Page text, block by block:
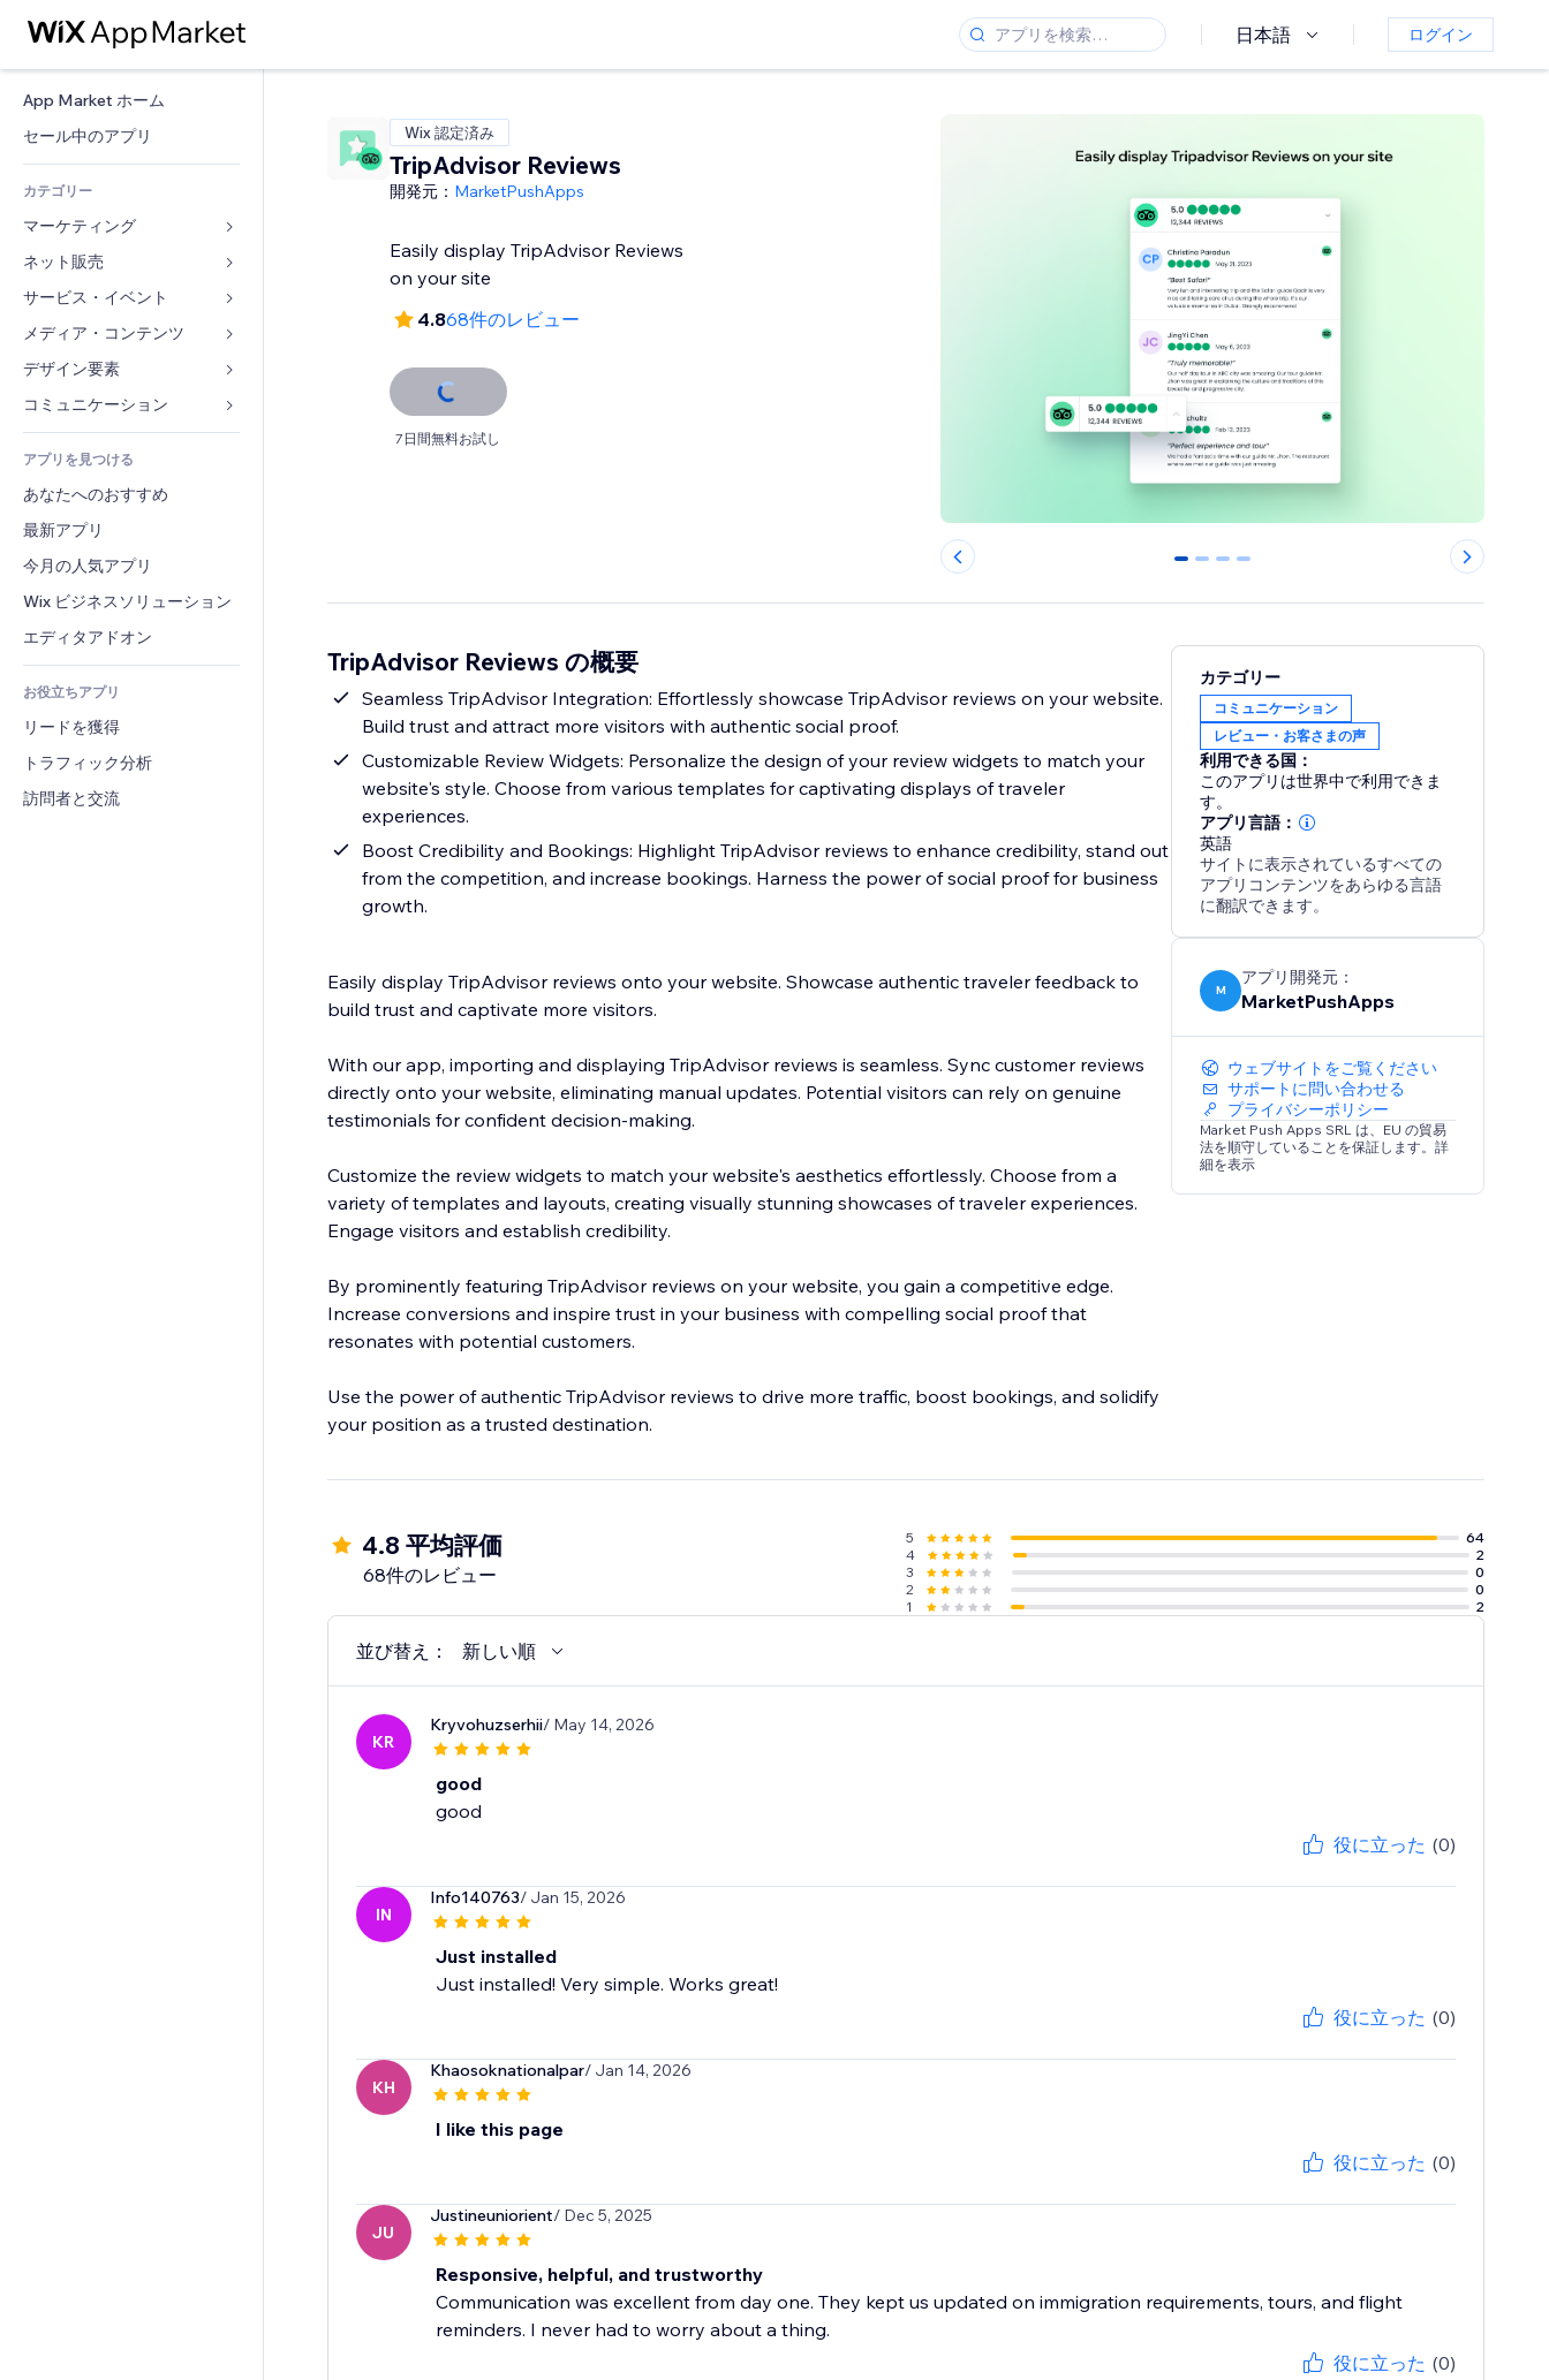
日本語 ログイン
App Market ホーム
セール中のアプリ
カテゴリー
マーケティング
広告
モバイル
アクセス解析
リスティング広告
メール
コンバージョン
ネット販売
ストア用アプリ
発送・配達
販売ボタン
会計
クーポン・特典
倉庫管理ソリューション
ドロップシッピング
食品・飲料
サービス・イベント
ホテル
イベント
レストラン
不動産
ブッキング
メディア・コンテンツ
ギャラリー
音楽
ポッドキャスト
写真
動画
PDF
ファイル共有
ニュース
デザイン要素
マップ・ナビ
プライバシー・セキュリティ
時計
ページテンプレート
画像効果
ボタン・メニュー
バナー・バッジ
電卓
検索
天気
チャート・テーブル
フォーム
ブログ
投票
チャット
コメント
電話
コミュニティィ
レビュー・お客さまの声
CRM
アプリを見つける
あなたへのおすすめ
最新アプリ
今月の人気アプリ
Wix ビジネスソリューション
エディタアドオン
お役立ちアプリ
リードを獲得
トラフィック分析
訪問者と交流
Wix 認定済み
TripAdvisor Reviews
開発元： MarketPushApps
Easily display TripAdvisor Reviews
on your site
4.868件のレビュー
7日間無料お試し
0 1 2 3
TripAdvisor Reviews の概要
Seamless TripAdvisor Integration: Effortlessly showcase TripAdvisor reviews on your website.
Build trust and attract more visitors with authentic social proof.
Customizable Review Widgets: Personalize the design of your review widgets to match your
website's style. Choose from various templates for captivating displays of traveler
experiences.
Boost Credibility and Bookings: Highlight TripAdvisor reviews to enhance credibility, stand out
from the competition, and increase bookings. Harness the power of social proof for business
growth.
Easily display TripAdvisor reviews onto your website. Showcase authentic traveler feedback to
build trust and captivate more visitors.
With our app, importing and displaying TripAdvisor reviews is seamless. Sync customer reviews
directly onto your website, eliminating manual updates. Potential visitors can rely on genuine
testimonials for confident decision-making.
Customize the review widgets to match your website's aesthetics effortlessly. Choose from a
variety of templates and layouts, creating visually stunning showcases of traveler experiences.
Engage visitors and establish credibility.
By prominently featuring TripAdvisor reviews on your website, you gain a competitive edge.
Increase conversions and inspire trust in your business with compelling social proof that
resonates with potential customers.
Use the power of authentic TripAdvisor reviews to drive more traffic, boost bookings, and solidify
your position as a trusted destination.
カテゴリー
コミュニケーション
レビュー・お客さまの声
利用できる国：
このアプリは世界中で利用できま
す。
アプリ言語：
英語
サイトに表示されているすべての
アプリコンテンツをあらゆる言語
に翻訳できます。
M
アプリ開発元：
MarketPushApps
ウェブサイトをご覧ください
サポートに問い合わせる
プライバシーポリシー
Market Push Apps SRL は、EU の貿易
法を順守していることを保証します。詳
細を表示
4.8 平均評価
68件のレビュー
5
64
4
2
3
0
2
0
1
2
並び替え： 新しい順
KR
Kryvohuzserhii/ May 14, 2026
good
good
役に立った (0)
IN
Info140763/ Jan 15, 2026
Just installed
Just installed! Very simple. Works great!
役に立った (0)
KH
Khaosoknationalpar/ Jan 14, 2026
I like this page
役に立った (0)
JU
Justineuniorient/ Dec 5, 2025
Responsive, helpful, and trustworthy
Communication was excellent from day one. They kept us updated on immigration requirements, tours, and flight
reminders. I never had to worry about a thing.
役に立った (0)